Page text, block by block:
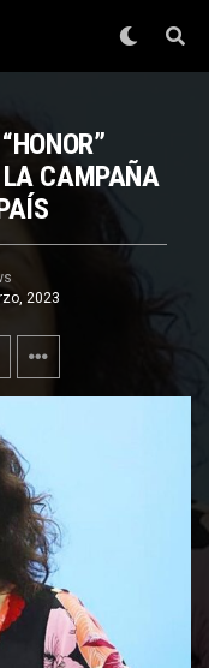
CAMPAÑA
2023